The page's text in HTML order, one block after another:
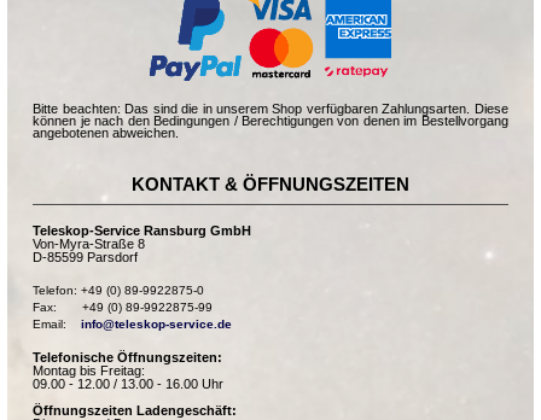
Bitte beachten: Das sind die in unserem Shop verfügbaren Zahlungsarten. Diese
können je nach den Bedingungen / Berechtigungen von denen im Bestellvorgang
angebotenen abweichen.
KONTAKT & ÖFFNUNGSZEITEN
Teleskop-Service Ransburg GmbH
Von-Myra-Straße 8
D-85599 Parsdorf
Telefon: +49 (0) 89-9922875-0
Fax:       +49 (0) 89-9922875-99
Email: info@teleskop-service.de
Telefonische Öffnungszeiten:
Montag bis Freitag:
09.00 - 12.00 / 13.00 - 16.00 Uhr
Öffnungszeiten Ladengeschäft: